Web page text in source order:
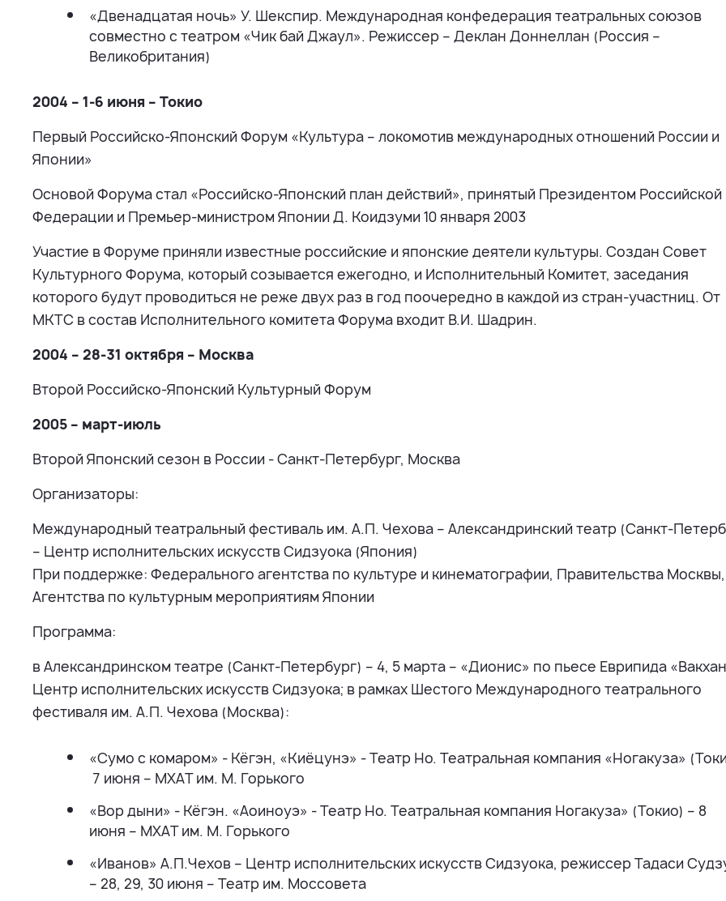
«Двенадцатая ночь» У. Шекспир. Международная конфедерация театральных союзов
совместно с театром «Чик бай Джаул». Режиссер – Деклан Доннеллан (Россия –
Великобритания)
2004 – 1-6 июня – Токио
Первый Российско-Японский Форум «Культура – локомотив международных отношений России и
Японии»
Основой Форума стал «Российско-Японский план действий», принятый Президентом Российской
Федерации и Премьер-министром Японии Д. Коидзуми 10 января 2003
Участие в Форуме приняли известные российские и японские деятели культуры. Создан Совет
Культурного Форума, который созывается ежегодно, и Исполнительный Комитет, заседания
которого будут проводиться не реже двух раз в год поочередно в каждой из стран-участниц. От
МКТС в состав Исполнительного комитета Форума входит В.И. Шадрин.
2004 – 28-31 октября – Москва
Второй Российско-Японский Культурный Форум
2005 – март-июль
Второй Японский сезон в России - Санкт-Петербург, Москва
Организаторы:
Международный театральный фестиваль им. А.П. Чехова – Александринский театр (Санкт-
– Центр исполнительских искусств Сидзуока (Япония)
При поддержке: Федерального агентства по культуре и кинематографии, Правительства Москвы,
Агентства по культурным мероприятиям Японии
Программа:
в Александринском театре (Санкт-Петербург) – 4, 5 марта – «Дионис» по пьесе Еврипида
Центр исполнительских искусств Сидзуока; в рамках Шестого Международного театрального
фестиваля им. А.П. Чехова (Москва):
«Сумо с комаром» - Кёгэн, «Киёцунэ» - Театр Но. Театральная компания «Ногакуза»
7 июня – МХАТ им. М. Горького
«Вор дыни» - Кёгэн. «Аоиноуэ» - Театр Но. Театральная компания Ногакуза» (Токио) – 8
июня – МХАТ им. М. Горького
«Иванов» А.П.Чехов – Центр исполнительских искусств Сидзуока, режиссер Тадаси
– 28, 29, 30 июня – Театр им. Моссовета